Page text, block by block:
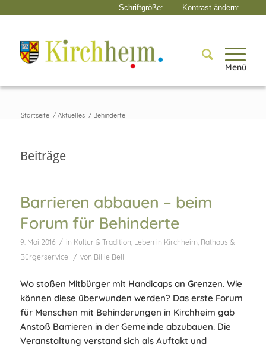
Menü
Startseite / Aktuelles / Behinderte
Beiträge
Barrieren abbauen – beim
Forum für Behinderte
9. Mai 2016 / in Kultur & Tradition, Leben in Kirchheim, Rathaus &
Bürgerservice
/ von Billie Bell
Wo stoßen Mitbürger mit Handicaps an Grenzen. Wie
können diese überwunden werden? Das erste Forum
für Menschen mit Behinderungen in Kirchheim gab
Anstoß Barrieren in der Gemeinde abzubauen. Die
Veranstaltung verstand sich als Auftakt und